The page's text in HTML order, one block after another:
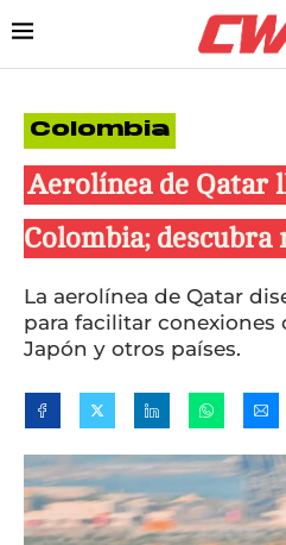
Colombia
Aerolínea de Qatar
Colombia;
La aerolínea de Qatar
para facilitar conexiones
Japón y otros países.